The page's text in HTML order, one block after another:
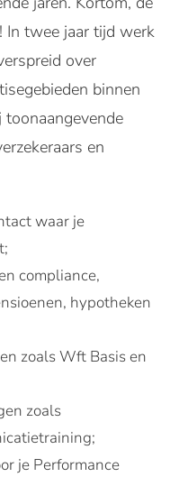
In twee jaar tijd werk
over
binnen
en
waar je
compliance,
hypotheken
zoals Wft Basis en
zoals
je Performance